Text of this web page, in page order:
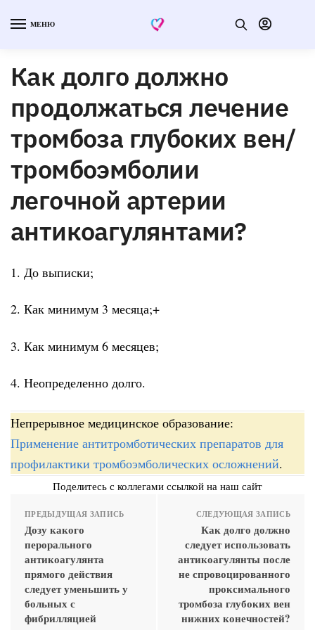
МЕНЮ
Как долго должно
продолжаться лечение
тромбоза глубоких вен/
тромбоэмболии
легочной артерии
антикоагулянтами?
1. До выписки;
2. Как минимум 3 месяца;+
3. Как минимум 6 месяцев;
4. Неопределенно долго.
Непрерывное медицинское образование:
Применение антитромботических препаратов для
профилактики тромбоэмболических осложнений.
Поделитесь с коллегами ссылкой на наш сайт
ПРЕДЫДУЩАЯ ЗАПИСЬ
Дозу какого
перорального
антикоагулянта
прямого действия
следует уменьшить у
больных с
фибрилляцией
СЛЕДУЮЩАЯ ЗАПИСЬ
Как долго должно
следует использовать
антикоагулянты после
не спровоцированного
проксимального
тромбоза глубоких вен
нижних конечностей?